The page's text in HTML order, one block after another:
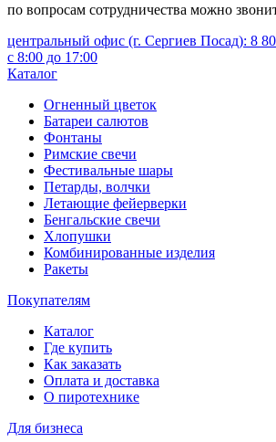
по вопросам сотрудничества можно
центральный офис (г. Сергиев Посад): 8
с 8:00 до 17:00
Каталог
Огненный цветок
Батареи салютов
Фонтаны
Римские свечи
Фестивальные шары
Петарды, волчки
Летающие фейерверки
Бенгальские свечи
Хлопушки
Комбинированные изделия
Ракеты
Покупателям
Каталог
Где купить
Как заказать
Оплата и доставка
О пиротехнике
Для бизнеса